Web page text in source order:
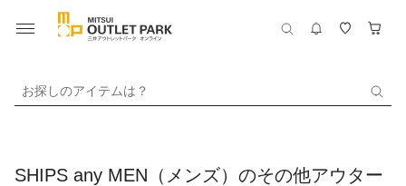
お探しのアイテムは？
SHIPS any MEN（メンズ）のその他アウター